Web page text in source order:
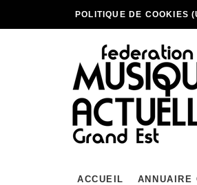
POLITIQUE DE COOKIES
ACCUEIL ANNUAIRE